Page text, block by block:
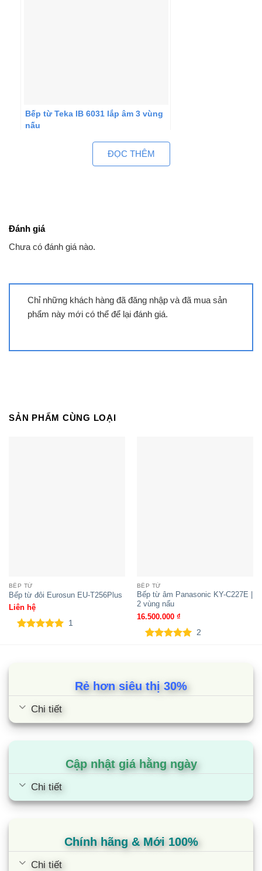
Bếp từ Teka IB 6031 lắp âm 3 vùng
nấu
Bếp từ Teka IRS 631 lắp âm 3 vùng
Bếp từ Teka IRF 641 lắp âm 4 vùng
ĐỌC THÊM
Đánh giá
Chưa có đánh giá nào.
Chỉ những khách hàng đã đăng nhập và đã mua sản
phẩm này mới có thể để lại đánh giá.
SẢN PHẨM CÙNG LOẠI
BẾP TỪ
Bếp từ đôi Eurosun EU-T256Plus
Liên hệ
1
BẾP TỪ
Bếp từ âm Panasonic KY-C227E |
2 vùng nấu
16.500.000 ₫
2
Rẻ hơn siêu thị 30%
Chi tiết
Cập nhật giá hằng ngày
Chi tiết
Chính hãng & Mới 100%
Chi tiết